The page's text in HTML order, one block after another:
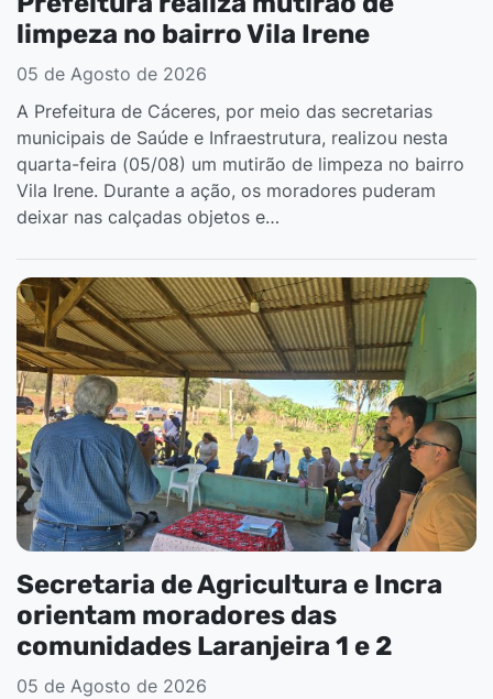
limpeza no bairro Vila Irene
05 de Agosto de 2026
A Prefeitura de Cáceres, por meio das secretarias
municipais de Saúde e Infraestrutura, realizou nesta
quarta-feira (05/08) um mutirão de limpeza no bairro
Vila Irene. Durante a ação, os moradores puderam
deixar nas calçadas objetos e…
Secretaria de Agricultura e Incra
orientam moradores das
comunidades Laranjeira 1 e 2
05 de Agosto de 2026